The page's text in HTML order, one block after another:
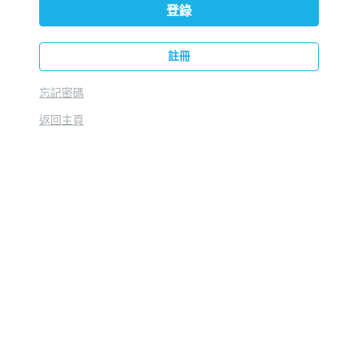
登錄
註冊
忘記密碼
返回主頁